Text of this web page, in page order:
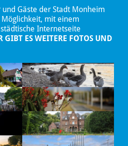
Gäste der Stadt Monheim
mit einem
Internetseite
GIBT ES WEITERE FOTOS UND